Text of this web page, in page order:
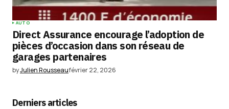
AUTO
Direct Assurance encourage l’adoption de
pièces d’occasion dans son réseau de
garages partenaires
byJulien Rousseaufévrier 22, 2026
Derniers articles